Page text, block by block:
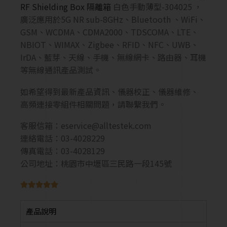
RF Shielding Box 隔離箱 白色手動薄型-304025 ，
廣泛應用於5G NR sub-8GHz、Bluetooth 、WiFi、
GSM、WCDMA、CDMA2000、TDSCOMA、LTE、
NBIOT、WIMAX、Zigbee、RFID、NFC、UWB、
IrDA、藍芽、天線、手機、無線網卡、路由器、耳機
等無線通訊產品測試。
如希望得到最新產品資訊、儀器校正、儀器維修、
高頻連接零組件相關問題，請聯繫我們。
客服信箱： eservice@alltestek.com
連絡電話：03-4028229
傳真電話：03-4028129
公司地址：桃園市中壢區三民路一段145號

產品說明